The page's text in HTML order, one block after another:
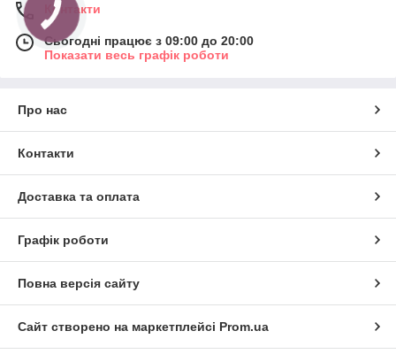
Контакти
Сьогодні працює з 09:00 до 20:00
Показати весь графік роботи
Про нас
Контакти
Доставка та оплата
Графік роботи
Повна версія сайту
Сайт створено на маркетплейсі Prom.ua